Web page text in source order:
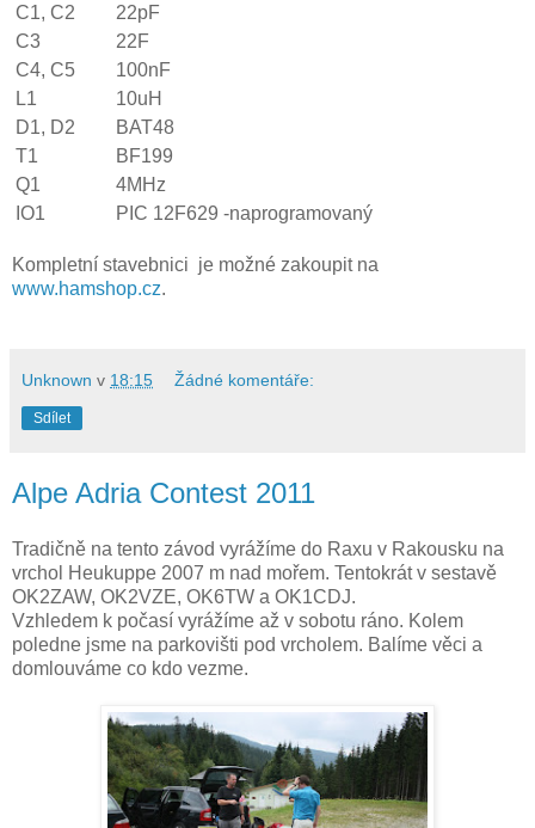
C1, C2
22pF
C3
22F
C4, C5
100nF
L1
10uH
D1, D2
BAT48
T1
BF199
Q1
4MHz
IO1
PIC 12F629 -naprogramovaný
Kompletní stavebnici je možné zakoupit na
www.hamshop.cz.
Unknown v 18:15 Žádné komentáře:
Sdílet
Alpe Adria Contest 2011
Tradičně na tento závod vyrážíme do Raxu v Rakousku na
vrchol Heukuppe 2007 m nad mořem. Tentokrát v sestavě
OK2ZAW, OK2VZE, OK6TW a OK1CDJ.
Vzhledem k počasí vyrážíme až v sobotu ráno. Kolem
poledne jsme na parkovišti pod vrcholem. Balíme věci a
domlouváme co kdo vezme.